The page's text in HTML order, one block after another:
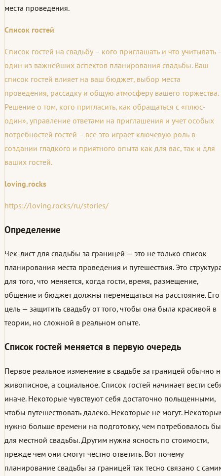
места проведения.
Список гостей
Список гостей на свадьбу – кого приглашать и что учитывать
один из важнейших аспектов планирования свадьбы. Ваш
список гостей влияет на ваш бюджет, выбор места
проведения, рассадку и общую атмосферу вашего торжества.
Решение о том, кого пригласить, как обращаться с «плюс-
один», управление ответами на приглашения и учет особых
потребностей гостей – все это играет ключевую роль в
создании гладкого и приятного опыта как для вас, так и для
ваших гостей.
loving.rocks
https://loving.rocks/ru/stories/
Определение
Чек-лист для свадьбы за границей — это не только список
планирования места проведения и путешествия. Это
для того, что меняется, когда гости, время, размещение,
общение и бюджет должны перемещаться на расстояние. Его
цель — защитить свадьбу от того, чтобы она была красивой в
теории, но сложной в реальном опыте.
Список гостей меняется в первую очередь
Первое реальное изменение в свадьбе за границей обычно
живописное, а социальное. Список гостей начинает вести
иначе. Некоторые чувствуют себя достаточно польщенными,
чтобы путешествовать далеко. Некоторые не могут.
нужно больше времени на подготовку, чем потребовалось бы
для местной свадьбы. Другим нужна ясность по стоимости,
прежде чем они смогут честно ответить. Вот почему
планирование свадьбы за границей так тесно связано с